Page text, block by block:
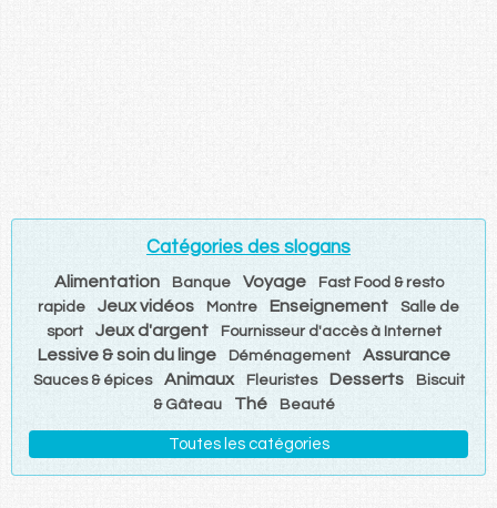
Catégories des slogans
Alimentation Banque Voyage
Fast Food & resto
rapide
Jeux vidéos Montre Enseignement
Salle de
sport
Jeux d'argent Fournisseur d'accès à Internet
Lessive & soin du linge Déménagement Assurance
Sauces & épices Animaux Fleuristes Desserts
Biscuit
& Gâteau
Thé Beauté
Toutes les catégories